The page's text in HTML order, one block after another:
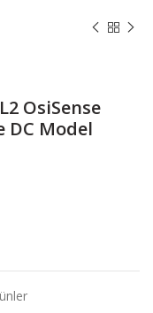
OsiSense
DC Model
Seri Metal